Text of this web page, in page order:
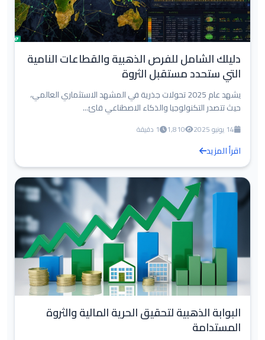
دليلك الشامل للفرص الذهبية والقطاعات النامية
التي ستحدد مستقبل الثروة
يشهد عام 2025 تحولات جذرية في المشهد الاستثماري العالمي،
حيث تتصدر التكنولوجيا والذكاء الاصطناعي قائ...
14 يونيو 2025 1,810 1 دقيقة
اقرأ المزيد
البوابة الذهبية لتحقيق الحرية المالية والثروة
المستدامة